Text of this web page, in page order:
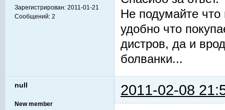
Зарегистрирован: 2011-01-21
Сообщений: 2
Не подумайте что
удобно что
дистров, да и
болванки...
null 2011-02-08
New member